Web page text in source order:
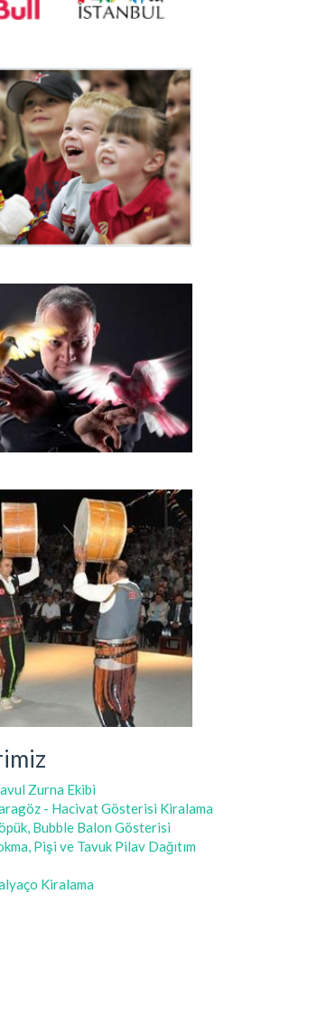
Zurna Ekibi
- Hacivat Gösterisi Kiralama
Bubble Balon Gösterisi
Pişi ve Tavuk Pilav Dağıtım
Kiralama